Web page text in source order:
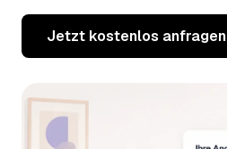
Jetzt kostenlos anfragen